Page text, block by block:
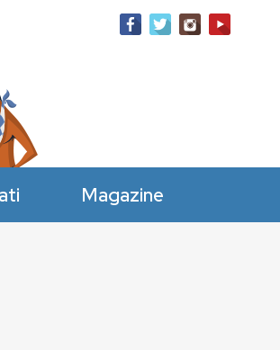
Magazine